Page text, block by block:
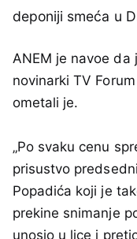
deponiji smeća u
ANEM je navoe
novinarki TV
ometali je.
„Po svaku cenu
prisustvo
Popadića koji je
prekine snimanje
unosio u lice i